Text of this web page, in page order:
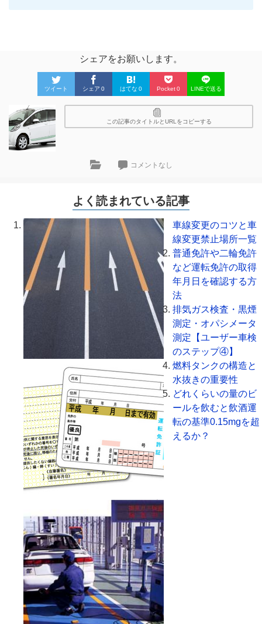
シェアをお願いします。
ツイート シェア 0 はてな 0 Pocket0 LINEで送る
この記事のタイトルとURLをコピーする
コメントなし
よく読まれている記事
車線変更のコツと車
線変更禁止場所一覧
普通免許や二輪免許
など運転免許の取得
年月日を確認する方
法
排気ガス検査・黒煙
測定・オパシメータ
測定【ユーザー車検
のステップ④】
燃料タンクの構造と
水抜きの重要性
どれくらいの量のビ
ールを飲むと飲酒運
転の基準0.15mgを超
えるか？